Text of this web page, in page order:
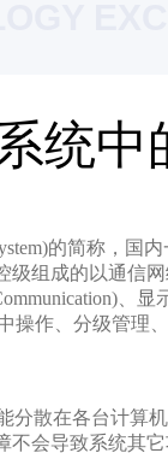
统
的简称，国
级组成的以通信
、显
操作、分级管理
散在各台计算
不会导致系统其